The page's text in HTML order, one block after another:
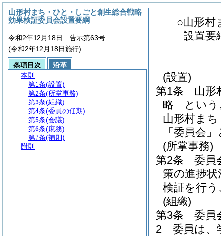
○山形村
設置要
(設置)
第1条
山形
略」という
山形村ま
「委員会
(所掌事務)
第2条
委員
策の進捗
検証を行
(組織)
第3条
委員
2
委員は、
山形村まち・ひと・しごと創生総合戦略
効果検証委員会設置要綱
令和2年12月18日 告示第63号
(令和2年12月18日施行)
条項目次
沿革
本則
第1条(設置)
第2条(所掌事務)
第3条(組織)
第4条(委員の任期)
第5条(会議)
第6条(庶務)
第7条(補則)
附則